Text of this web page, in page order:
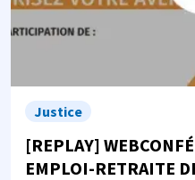
Justice
[REPLAY]
EMPLOI-RETRAITE